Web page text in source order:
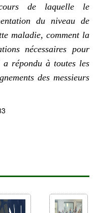
de laquelle le
du niveau de
maladie, comment la
nécessaires pour
répondu à toutes les
des messieurs